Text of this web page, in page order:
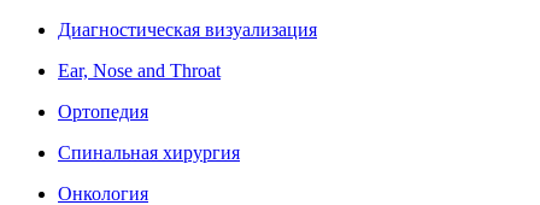
Диагностическая визуализация
Ear, Nose and Throat
Ортопедия
Спинальная хирургия
Онкология